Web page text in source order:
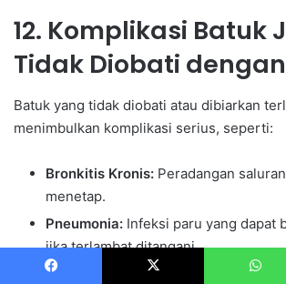
12. Komplikasi Batuk
Tidak Diobati
Batuk yang tidak diobati atau dibiarkan
menimbulkan komplikasi serius, seperti:
Bronkitis Kronis: Peradangan
menetap.
Pneumonia: Infeksi paru yang dapat
jika terlambat ditangani.
Batuk Rejan:
Batuk yang sangat